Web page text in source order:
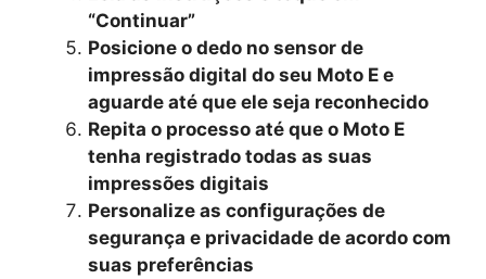
“Continuar”
Posicione o dedo no sensor de
impressão digital do seu Moto E e
aguarde até que ele seja reconhecido
Repita o processo até que o Moto E
tenha registrado todas as suas
impressões digitais
Personalize as configurações de
segurança e privacidade de acordo com
suas preferências